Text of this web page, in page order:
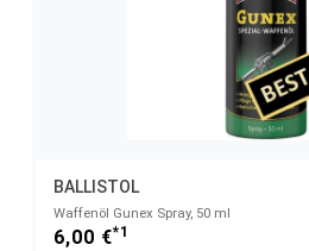
BALLISTOL
Waffenöl Gunex Spray, 50 ml
6,00 €*1